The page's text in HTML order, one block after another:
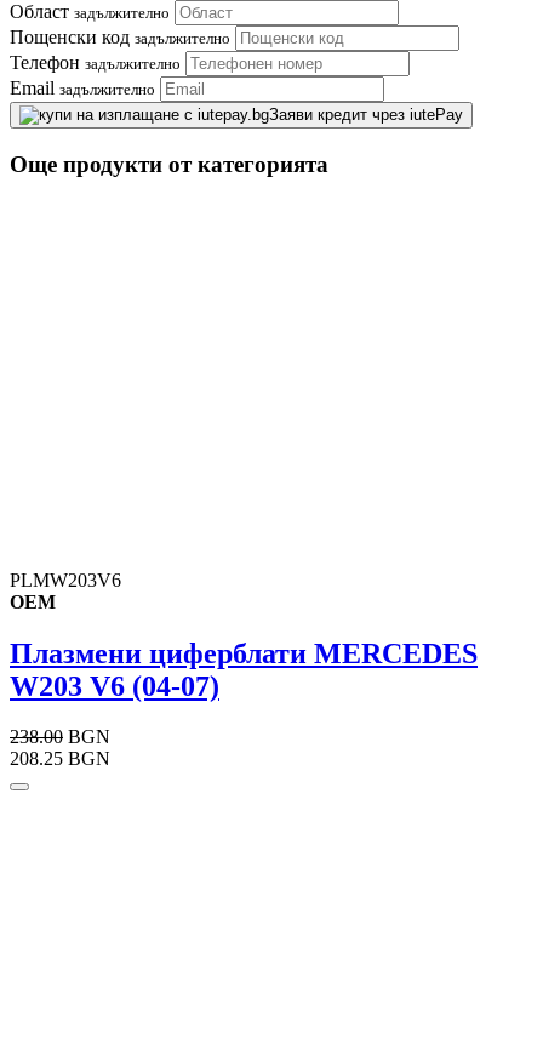
Област задължително
Пощенски код задължително
Телефон задължително
Email задължително
Заяви кредит чрез iutePay
Още продукти от категорията
PLMW203V6
OEM
Плазмени циферблати MERCEDES
W203 V6 (04-07)
238.00 BGN
208.25 BGN